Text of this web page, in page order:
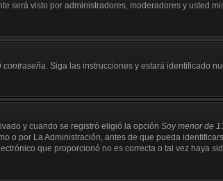
será visto por administradores, moderadores y usted
contraseña. Siga las instrucciones y estará identificado
y cuando se registró eligió la opción Soy menor de
o por La Administración, antes de que pueda
que proporcionó no es correcta o tal vez haya